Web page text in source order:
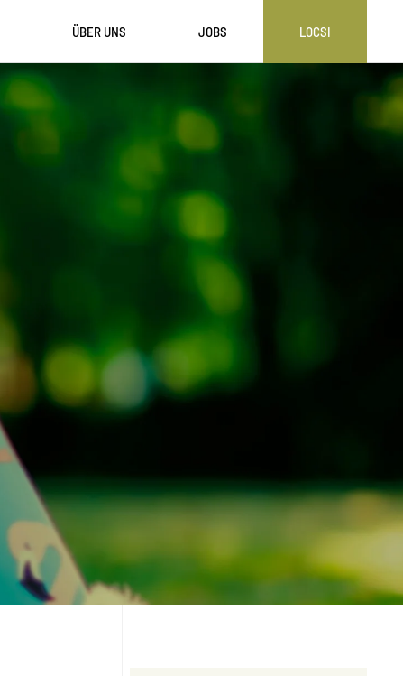
ÜBER UNS JOBS LOCSI